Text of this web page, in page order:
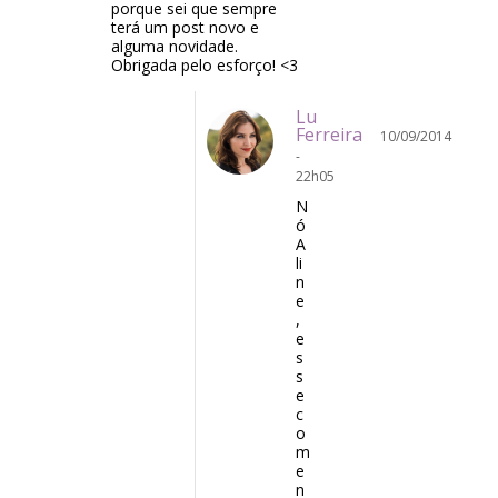
porque sei que sempre
terá um post novo e
alguma novidade.
Obrigada pelo esforço! <3
Lu
Ferreira
10/09/2014
-
22h05
N
ó
A
li
n
e
,
e
s
s
e
c
o
m
e
n